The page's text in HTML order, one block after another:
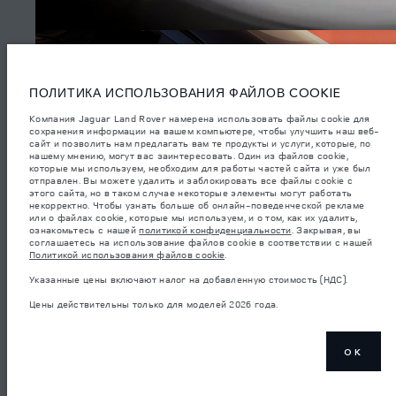
СМОТРЕТЬ ВИДЕО
(3)
Coventry CV3 4LF. Зарегистрирована в Англии под номером: 1672070
Приведенные данные получены в результате официальных испытаний
производителя в соответствии с законодательством ЕС. Фактический
расход топлива автомобиля может отличаться от полученного в таких
изменены без предварительного уведомления. Пожалуйста, свяжитесь
с вашим местным дилером, чтобы узнать о наличии и ценах в вашем
Указанные значения массы соответствуют автомобилю в стандартной
комплектации. Аксессуары и другие элементы, установленные после
процесса производства автомобиля, влияют на полезную нагрузку.
Следите, чтобы полная разрешенная масса автомобиля и
максимальные нагрузки на оси не были превышены, когда к массе
самого автомобиля добавляется совокупный вес установленных
аксессуаров, пассажиров, рабочих жидкостей, топлива, а также
полезная нагрузка.
важное примечание в отношений изображений и спецификаций.В
настоящее время в мире наблюдается дефицит полупроводников,
который оказывает влияние на спецификации производимых
сроки производства. Ситуация меняется очень быстро. Поэтому
соответствовать доступным особенностям, опциям, комплектациям и
Указанные цены включают налог на добавленную стоимость (НДС).
ПОЛИТИКА ИСПОЛЬЗОВАНИЯ ФАЙЛОВ COOKIE
Компания Jaguar Land Rover намерена использовать файлы cookie для
сохранения информации на вашем компьютере, чтобы улучшить наш веб-
сайт и позволить нам предлагать вам те продукты и услуги, которые, по
нашему мнению, могут вас заинтересовать. Один из файлов cookie,
которые мы используем, необходим для работы частей сайта и уже был
отправлен. Вы можете удалить и заблокировать все файлы cookie с
этого сайта, но в таком случае некоторые элементы могут работать
некорректно. Чтобы узнать больше об онлайн-поведенческой рекламе
или о файлах cookie, которые мы используем, и о том, как их удалить,
ознакомьтесь с нашейполитикой конфиденциальности. Закрывая, вы
соглашаетесь на использование файлов cookie в соответствии с нашей
Политикой использования файлов cookie.
Указанные цены включают налог на добавленную стоимость (НДС).
Цены действительны только для моделей 2026 года.
OK